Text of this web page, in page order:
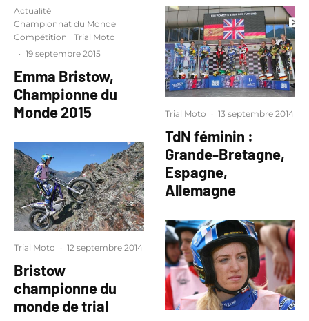
Actualité
Championnat du Monde
Compétition
Trial Moto
· 19 septembre 2015
Emma Bristow,
Championne du
Monde 2015
Trial Moto · 12 septembre 2014
Bristow
championne du
monde de trial
Trial Moto · 13 septembre 2014
TdN féminin :
Grande-Bretagne,
Espagne,
Allemagne